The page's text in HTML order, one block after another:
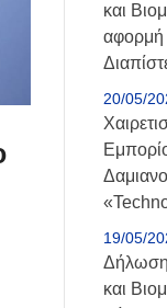
και
αφορμή
20/05/
19/05/
Δήλωση
και